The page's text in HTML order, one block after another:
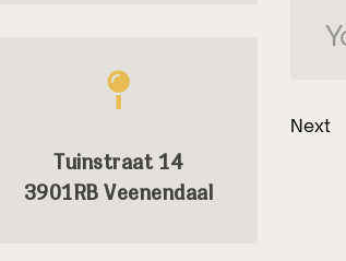
Tuinstraat 14
3901RB Veenendaal
Next